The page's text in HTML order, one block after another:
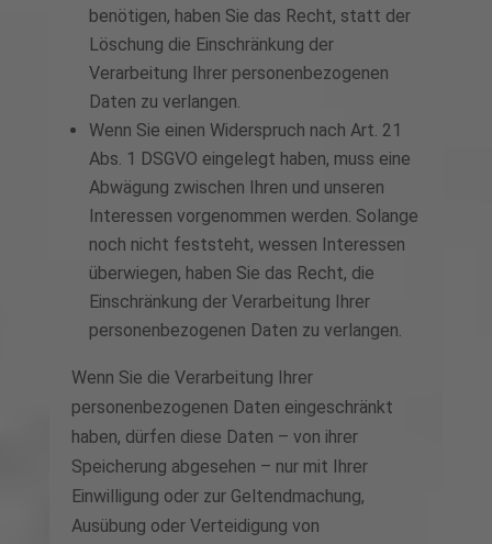
benötigen, haben Sie das Recht, statt der
Löschung die Einschränkung der
Verarbeitung Ihrer personenbezogenen
Daten zu verlangen.
Wenn Sie einen Widerspruch nach Art. 21
Abs. 1 DSGVO eingelegt haben, muss eine
Abwägung zwischen Ihren und unseren
Interessen vorgenommen werden. Solange
noch nicht feststeht, wessen Interessen
überwiegen, haben Sie das Recht, die
Einschränkung der Verarbeitung Ihrer
personenbezogenen Daten zu verlangen.
Wenn Sie die Verarbeitung Ihrer
personenbezogenen Daten eingeschränkt
haben, dürfen diese Daten – von ihrer
Speicherung abgesehen – nur mit Ihrer
Einwilligung oder zur Geltendmachung,
Ausübung oder Verteidigung von